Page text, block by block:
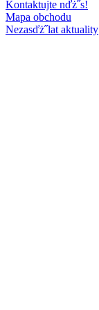
Kontaktujte nďż˝s!
Mapa obchodu
Nezasďż˝lat aktuality